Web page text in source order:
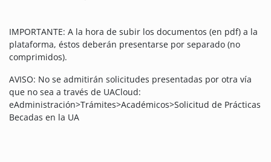
IMPORTANTE: A la hora de subir los documentos (en pdf) a la
plataforma, éstos deberán presentarse por separado (no
comprimidos).
AVISO: No se admitirán solicitudes presentadas por otra vía
que no sea a través de UACloud:
eAdministración>Trámites>Académicos>Solicitud de Prácticas
Becadas en la UA